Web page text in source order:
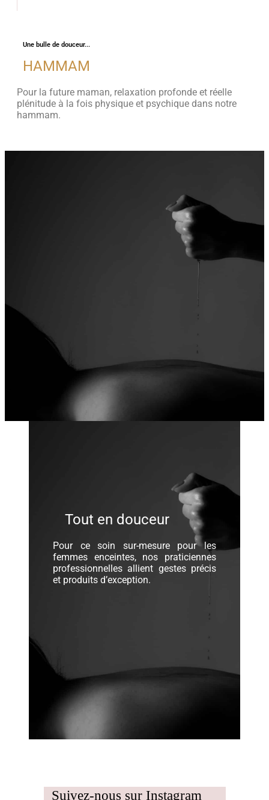
Une bulle de douceur...
HAMMAM
Pour la future maman, relaxation profonde et réelle
plénitude à la fois physique et psychique dans notre
hammam.
Tout en douceur
Pour ce soin sur-mesure pour les
femmes enceintes, nos praticiennes
professionnelles allient gestes précis
et produits d’exception.
Suivez-nous sur Instagram